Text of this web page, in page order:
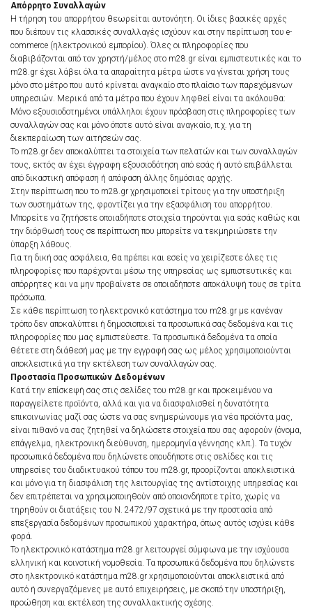
Απόρρητο Συναλλαγών
Η τήρηση του απορρήτου θεωρείται αυτονόητη. Οι ίδιες βασικές αρχές
που διέπουν τις κλασσικές συναλλαγές ισχύουν και στην περίπτωση του e-
commerce (ηλεκτρονικού εμπορίου). Όλες οι πληροφορίες που
διαβιβάζονται από τον χρηστή/μέλος στο m28.gr είναι εμπιστευτικές και το
m28.gr έχει λάβει όλα τα απαραίτητα μέτρα ώστε να γίνεται χρήση τους
μόνο στο μέτρο που αυτό κρίνεται αναγκαίο στο πλαίσιο των παρεχόμενων
υπηρεσιών. Μερικά από τα μέτρα που έχουν ληφθεί είναι τα ακόλουθα:
Μόνο εξουσιοδοτημένοι υπάλληλοι έχουν πρόσβαση στις πληροφορίες των
συναλλαγών σας και μόνο όποτε αυτό είναι αναγκαίο, π.χ. για τη
διεκπεραίωση των αιτήσεών σας.
Το m28.gr δεν αποκαλύπτει τα στοιχεία των πελατών και των συναλλαγών
τους, εκτός αν έχει έγγραφη εξουσιοδότηση από εσάς ή αυτό επιβάλλεται
από δικαστική απόφαση ή απόφαση άλλης δημόσιας αρχής.
Στην περίπτωση που το m28.gr χρησιμοποιεί τρίτους για την υποστήριξη
των συστημάτων της, φροντίζει για την εξασφάλιση του απορρήτου.
Μπορείτε να ζητήσετε οποιαδήποτε στοιχεία τηρούνται για εσάς καθώς και
την διόρθωσή τους σε περίπτωση που μπορείτε να τεκμηριώσετε την
ύπαρξη λάθους.
Για τη δική σας ασφάλεια, θα πρέπει και εσείς να χειρίζεστε όλες τις
πληροφορίες που παρέχονται μέσω της υπηρεσίας ως εμπιστευτικές και
απόρρητες και να μην προβαίνετε σε οποιαδήποτε αποκάλυψή τους σε τρίτα
πρόσωπα.
Σε κάθε περίπτωση το ηλεκτρονικό κατάστημα του m28.gr με κανέναν
τρόπο δεν αποκαλύπτει ή δημοσιοποιεί τα προσωπικά σας δεδομένα και τις
πληροφορίες που μας εμπιστεύεστε. Τα προσωπικά δεδομένα τα οποία
θέτετε στη διάθεσή μας με την εγγραφή σας ως μέλος χρησιμοποιούνται
αποκλειστικά για την εκτέλεση των συναλλαγών σας.
Προστασία Προσωπικών Δεδομένων
Κατά την επίσκεψή σας στις σελίδες του m28.gr και προκειμένου να
παραγγείλετε προϊόντα, αλλά και για να διασφαλισθεί η δυνατότητα
επικοινωνίας μαζί σας ώστε να σας ενημερώνουμε για νέα προϊόντα μας,
είναι πιθανό να σας ζητηθεί να δηλώσετε στοιχεία που σας αφορούν (όνομα,
επάγγελμα, ηλεκτρονική διεύθυνση, ημερομηνία γέννησης κλπ.). Τα τυχόν
προσωπικά δεδομένα που δηλώνετε οπουδήποτε στις σελίδες και τις
υπηρεσίες του διαδικτυακού τόπου του m28.gr, προορίζονται αποκλειστικά
και μόνο για τη διασφάλιση της λειτουργίας της αντίστοιχης υπηρεσίας και
δεν επιτρέπεται να χρησιμοποιηθούν από οποιονδήποτε τρίτο, χωρίς να
τηρηθούν οι διατάξεις του Ν. 2472/97 σχετικά με την προστασία από
επεξεργασία δεδομένων προσωπικού χαρακτήρα, όπως αυτός ισχύει κάθε
φορά.
Το ηλεκτρονικό κατάστημα m28.gr λειτουργεί σύμφωνα με την ισχύουσα
ελληνική και κοινοτική νομοθεσία. Τα προσωπικά δεδομένα που δηλώνετε
στο ηλεκτρονικό κατάστημα m28.gr xρησιμοποιούνται αποκλειστικά από
αυτό ή συνεργαζόμενες με αυτό επιχειρήσεις, με σκοπό την υποστήριξη,
προώθηση και εκτέλεση της συναλλακτικής σχέσης.